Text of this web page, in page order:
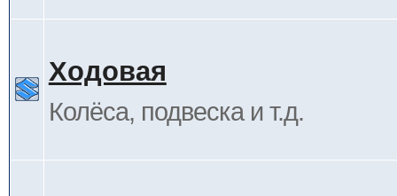
Ходовая
Колёса, подвеска и т.д.